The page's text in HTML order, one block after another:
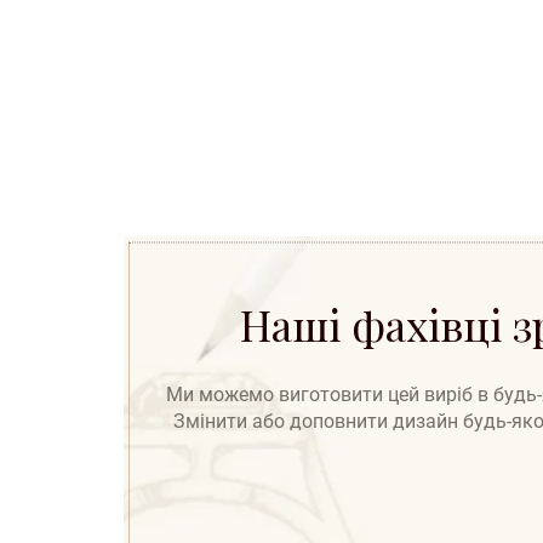
Наші фахівці
Ми можемо виготовити цей виріб в будь-
Змінити або доповнити дизайн будь-